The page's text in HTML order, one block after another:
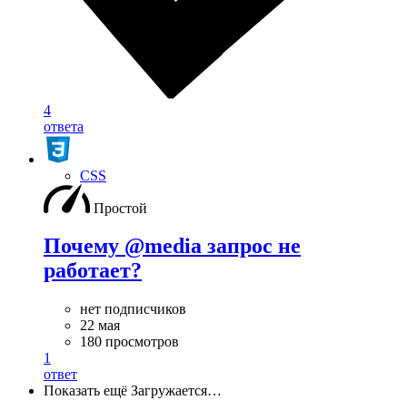
4
ответа
CSS
Простой
Почему @media запрос не
работает?
нет подписчиков
22 мая
180 просмотров
1
ответ
Показать ещё Загружается…